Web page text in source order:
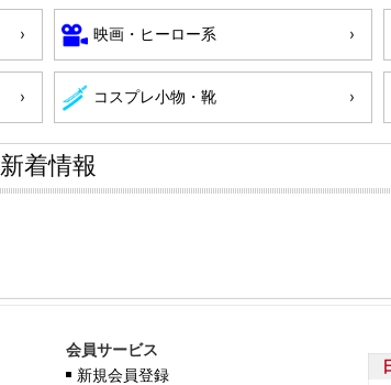
映画・ヒーロー系
コスプレ小物・靴
新着情報
会員サービス
新規会員登録